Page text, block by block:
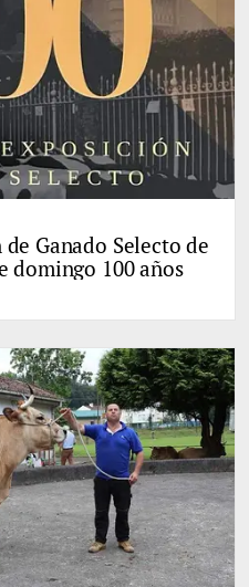
Ganado Selecto de
domingo 100 años